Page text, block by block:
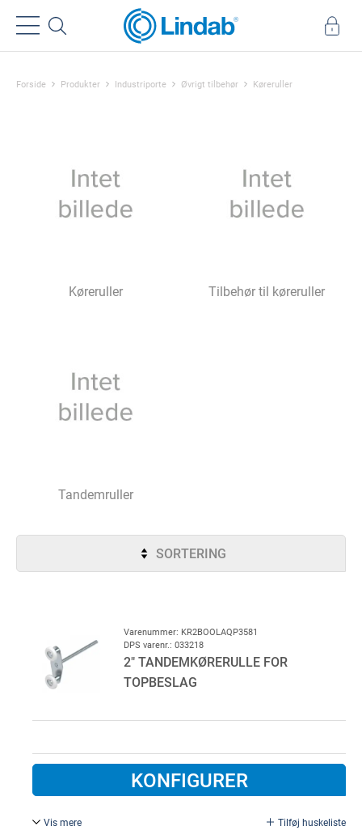
Forside Produkter Industriporte Øvrigt tilbehør Køreruller
Køreruller Tilbehør til køreruller
Tandemruller
SORTERING
Varenummer: KR2BOOLAQP3581
DPS varenr.: 033218
2" TANDEMKØRERULLE FOR
TOPBESLAG
KONFIGURER
Vis mere Tilføj huskeliste